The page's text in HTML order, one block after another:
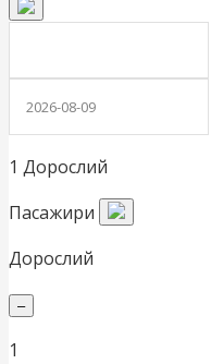
1 Дорослий
Пасажири
Дорослий
–
1